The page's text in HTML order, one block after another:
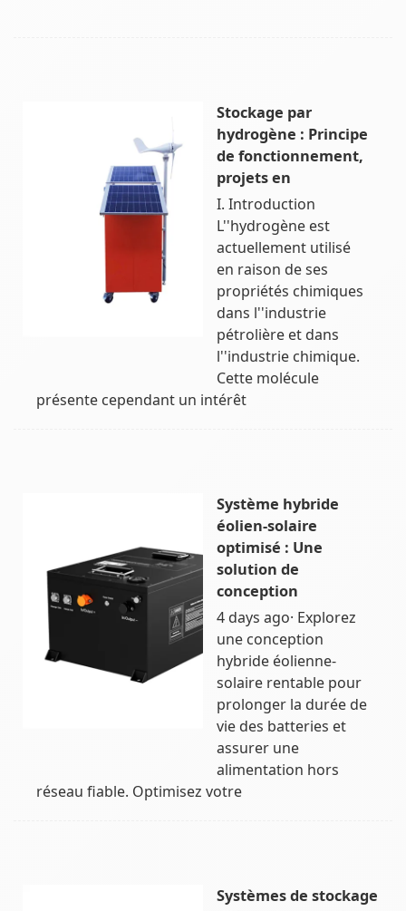
Stockage par
hydrogène : Principe
de fonctionnement,
projets en
I. Introduction
L''hydrogène est
actuellement utilisé
en raison de ses
propriétés chimiques
dans l''industrie
pétrolière et dans
l''industrie chimique.
Cette molécule
présente cependant un intérêt
Système hybride
éolien-solaire
optimisé : Une
solution de
conception
4 days ago· Explorez
une conception
hybride éolienne-
solaire rentable pour
prolonger la durée de
vie des batteries et
assurer une
alimentation hors
réseau fiable. Optimisez votre
Systèmes de stockage